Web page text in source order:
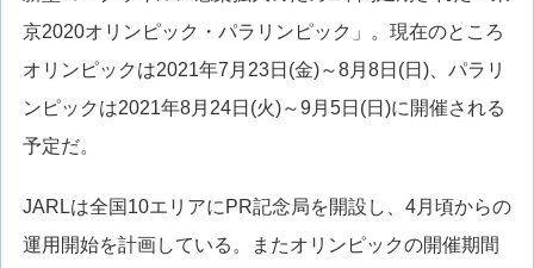
京2020オリンピック・パラリンピック」。現在のところ
オリンピックは2021年7月23日(金)～8月8日(日)、パラリ
ンピックは2021年8月24日(火)～9月5日(日)に開催される
予定だ。
JARLは全国10エリアにPR記念局を開設し、4月頃からの
運用開始を計画している。またオリンピックの開催期間